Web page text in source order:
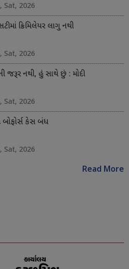
Sat, 2026
ક્રિમિલેયર લાગુ નથી
Sat, 2026
જરૂર નથી, હું સાથે છું : મોદી
Sat, 2026
બોફોર્સ કેસ બંધ
Sat, 2026
Read More